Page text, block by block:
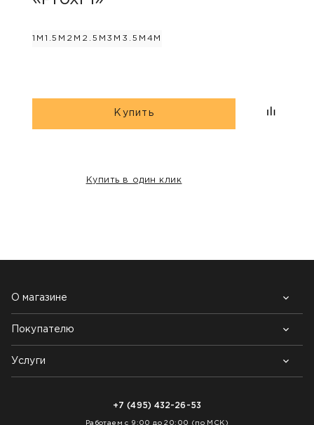
1М 1.5М 2М 2.5М 3М 3.5М 4М
Купить
Купить в один клик
О магазине
Почему выбирают нас
Контакты
Блог
Покупателю
Возврат товара
Как заказать
Услуги
+7 (495) 432-26-53
Работаем с 9:00 до 20:00 (по МСК)